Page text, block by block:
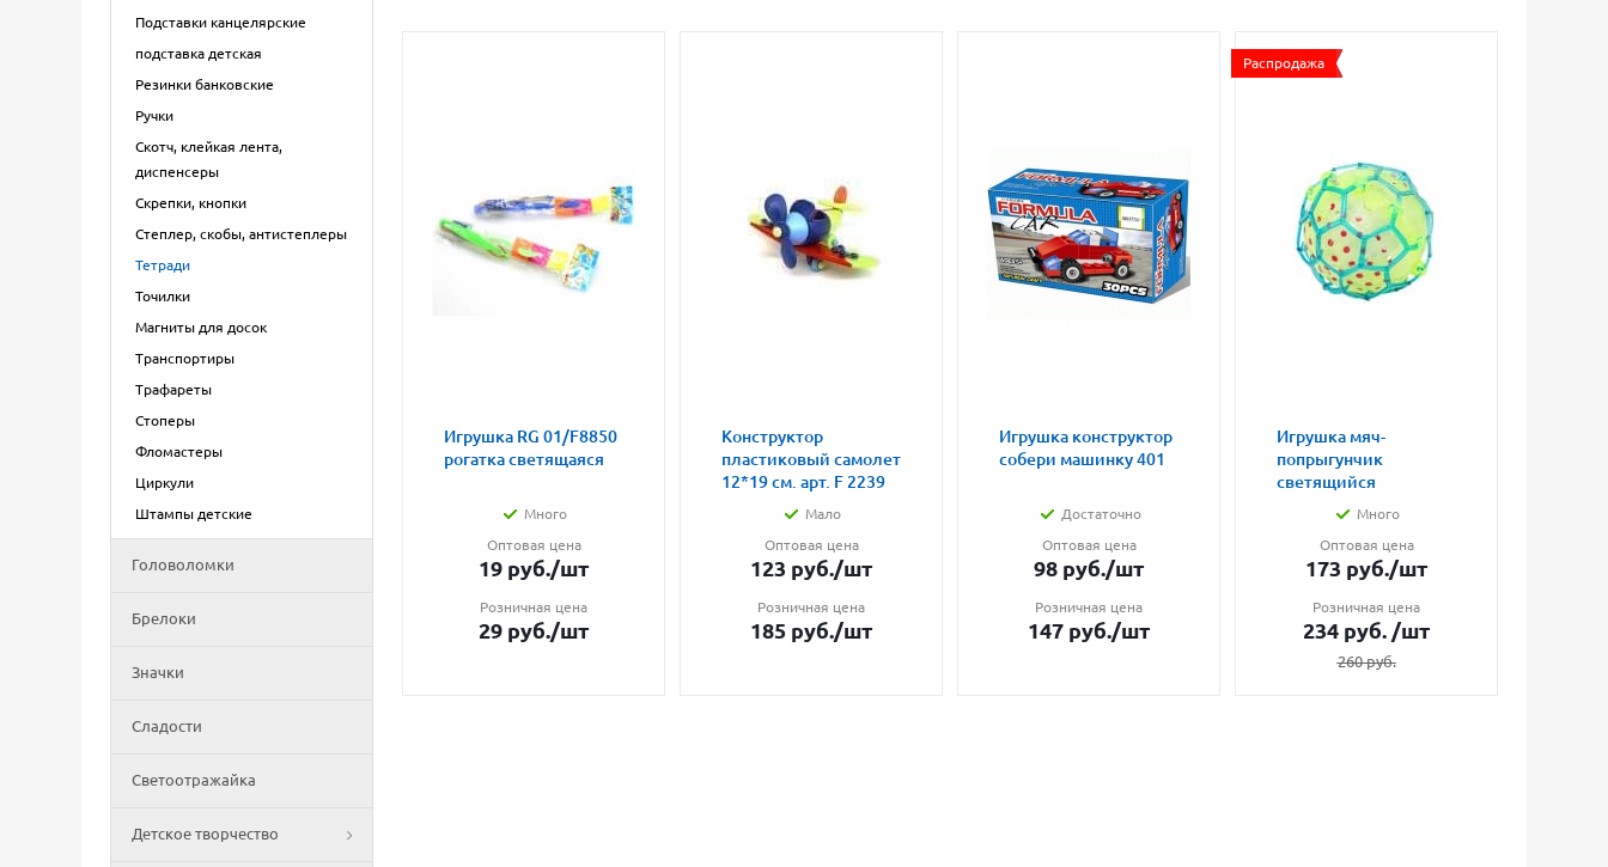
Подставки канцелярские
подставка детская
Резинки банковские
Ручки
Скотч, клейкая лента,
диспенсеры
Скрепки, кнопки
Степлер, скобы, антистеплеры
Тетради
Точилки
Магниты для досок
Транспортиры
Трафареты
Стоперы
Фломастеры
Циркули
Штампы детские
Головоломки
Брелоки
Значки
Сладости
Светоотражайка
Детское творчество
Игрушка RG 01/F8850
рогатка светящаяся
Много
Оптовая цена
19 руб./шт
Розничная цена
29 руб./шт
Конструктор
пластиковый самолет
12*19 см. арт. F 2239
Мало
Оптовая цена
123 руб./шт
Розничная цена
185 руб./шт
Игрушка конструктор
собери машинку 401
Достаточно
Оптовая цена
98 руб./шт
Розничная цена
147 руб./шт
Распродажа
Игрушка мяч-
попрыгунчик
светящийся
Много
Оптовая цена
173 руб./шт
Розничная цена
234 руб. /шт
260руб.